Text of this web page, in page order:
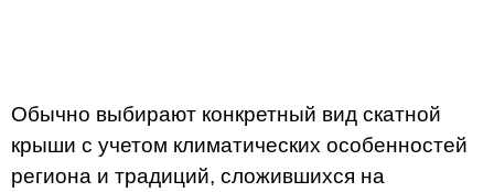
Обычно выбирают конкретный вид скатной
крыши с учетом климатических особенностей
региона и традиций, сложившихся на